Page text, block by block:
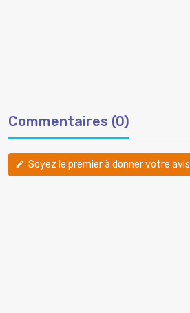
Commentaires (0)
edit Soyez le premier à donner votre avis